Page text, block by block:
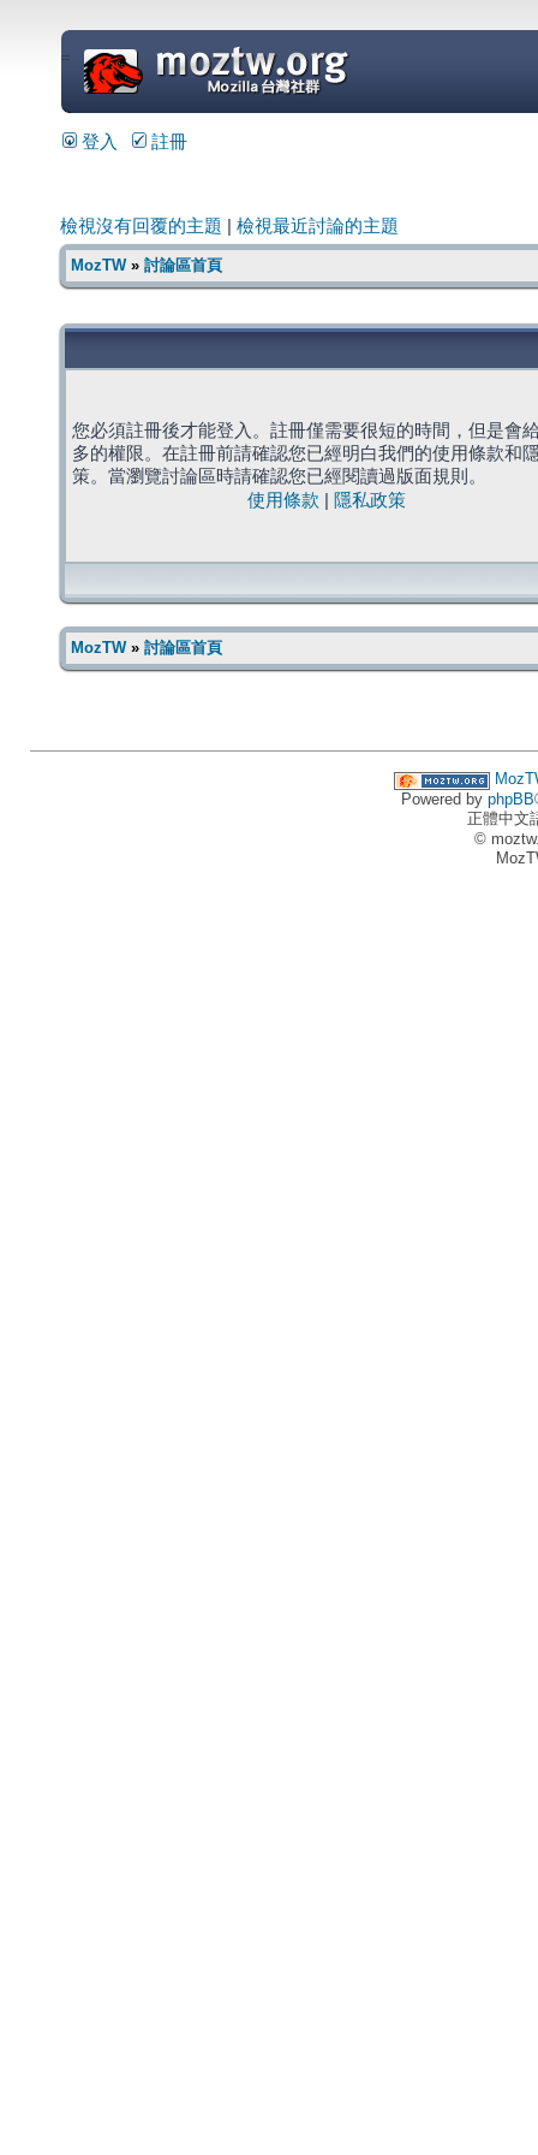
=
登入 註冊
檢視沒有回覆的主題 檢視最近討論的主題
MozTW» 討論區首頁
您必須註冊後才能登入。註冊僅需要很短的時間，但是會
多的權限。在註冊前請確認您已經明白我們的使用條款和
策。當瀏覽討論區時請確認您已經閱讀過版面規則。
使用條款
隱私政策
MozTW» 討論區首頁
Powered by phpBB
正體中文
©